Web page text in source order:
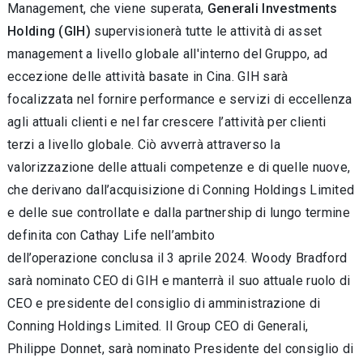
Management, che viene superata, Generali Investments
Holding (GIH) supervisionerà tutte le attività di asset
management a livello globale all'interno del Gruppo, ad
eccezione delle attività basate in Cina. GIH sarà
focalizzata nel fornire performance e servizi di eccellenza
agli attuali clienti e nel far crescere l’attività per clienti
terzi a livello globale. Ciò avverrà attraverso la
valorizzazione delle attuali competenze e di quelle nuove,
che derivano dall’acquisizione di Conning Holdings Limited
e delle sue controllate e dalla partnership di lungo termine
definita con Cathay Life nell’ambito
dell’operazione conclusa il 3 aprile 2024. Woody Bradford
sarà nominato CEO di GIH e manterrà il suo attuale ruolo di
CEO e presidente del consiglio di amministrazione di
Conning Holdings Limited. Il Group CEO di Generali,
Philippe Donnet, sarà nominato Presidente del consiglio di